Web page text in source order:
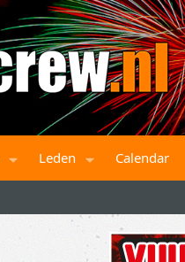
Leden Calendar